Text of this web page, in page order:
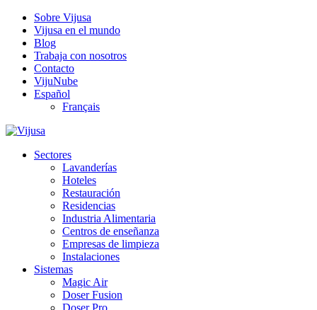
Sobre Vijusa
Vijusa en el mundo
Blog
Trabaja con nosotros
Contacto
VijuNube
Español
Français
Sectores
Lavanderías
Hoteles
Restauración
Residencias
Industria Alimentaria
Centros de enseñanza
Empresas de limpieza
Instalaciones
Sistemas
Magic Air
Doser Fusion
Doser Pro